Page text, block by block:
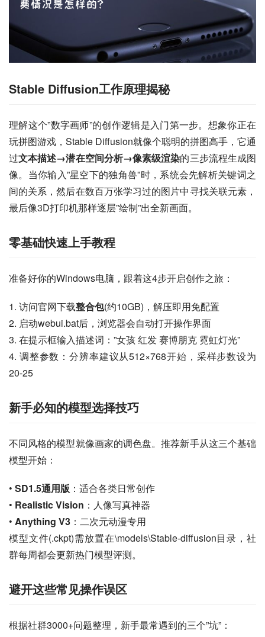
Stable Diffusion工作原理揭秘
理解这个”数字画师”的创作逻辑是入门第一步。想象你正在
玩拼图游戏，Stable Diffusion就像个聪明的拼图高手，它通
过文本描述→潜在空间分析→像素级渲染的三步流程生成图
像。当你输入”星空下的独角兽”时，系统会先解析关键词之
间的关系，然后在数百万张学习过的图片中寻找关联元素，
最后像3D打印机那样逐层”绘制”出全新画面。
零基础快速上手教程
准备好你的Windows电脑，跟着这4步开启创作之旅：
1. 访问官网下载整合包(约10GB)，解压即用免配置
2. 启动webui.bat后，浏览器会自动打开操作界面
3. 在提示框输入描述词：”女孩 红发 赛博朋克 霓虹灯光”
4. 调整参数：分辨率建议从512×768开始，采样步数设为
20-25
新手必知的模型选择技巧
不同风格的模型就像画家的调色盘。推荐新手从这三个基础
模型开始：
• SD1.5通用版 ：适合各类日常创作
• Realistic Vision ：人像写真神器
• Anything V3 ：二次元动漫专用
模型文件(.ckpt)需放置在\models\Stable-diffusion目录，社
群每周都会更新热门模型评测。
避开这些常见操作误区
根据社群3000+问题整理，新手最常遇到的三个”坑”：